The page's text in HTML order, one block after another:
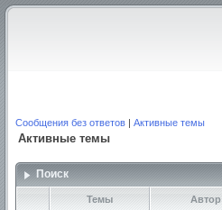
Сообщения без ответов | Активные темы
Активные темы
Поиск
Темы Автор